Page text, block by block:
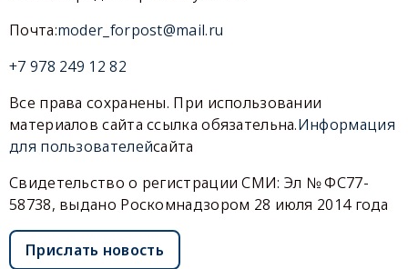
Почта:moder_forpost@mail.ru
+7 978 249 12 82
Все права сохранены. При использовании
материалов сайта ссылка обязательна.Информация
для пользователейсайта
Свидетельство о регистрации СМИ: Эл № ФС77-
58738, выдано Роскомнадзором 28 июля 2014 года
Прислать новость